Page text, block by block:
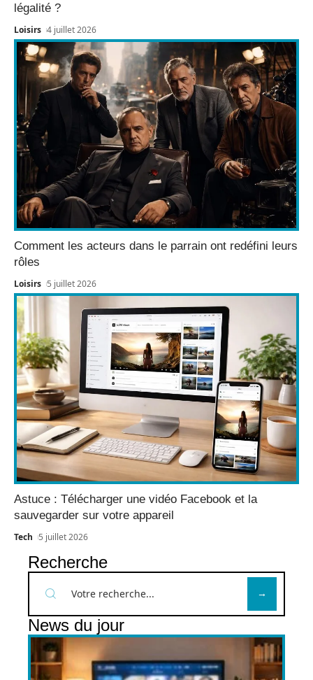
légalité ?
Loisirs 4 juillet 2026
Comment les acteurs dans le parrain ont redéfini leurs
rôles
Loisirs 5 juillet 2026
Astuce : Télécharger une vidéo Facebook et la
sauvegarder sur votre appareil
Tech 5 juillet 2026
Recherche
News du jour